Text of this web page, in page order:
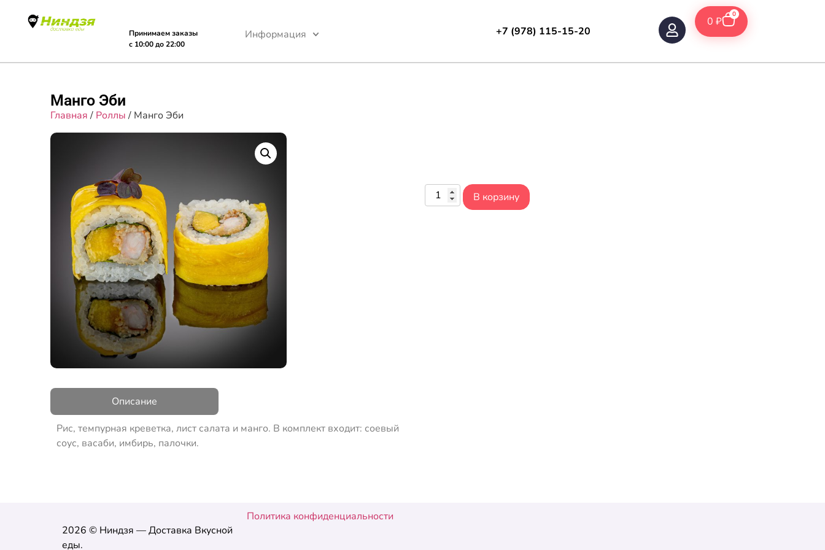
Принимаем заказы
с 10:00 до 22:00
Информация +7 (978) 115-15-20
0 ₽
0
Манго Эби
Главная/ Роллы/ Манго Эби
Описание
Рис, темпурная креветка, лист салата и манго. В комплект входит: соевый
соус, васаби, имбирь, палочки.
В корзину
2026 © Ниндзя — Доставка Вкусной
еды.
Политика конфиденциальности